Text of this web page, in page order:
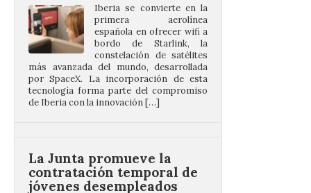
por SpaceX. La incorporación de esta
tecnología forma parte del compromiso
de Iberia con la innovación […]
La Junta promueve la
contratación temporal de
interés general y social
con más de 8,7 millones de
euros de inversión